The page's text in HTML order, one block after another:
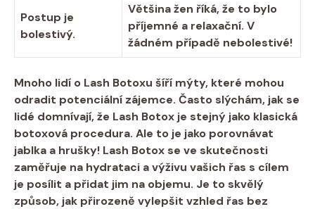
Postup je
bolestivý.
Většina žen říká, že to bylo
příjemné a relaxační. V
žádném případě nebolestivé!
Mnoho lidí o Lash Botoxu šíří mýty, které mohou
odradit potenciální zájemce. Často slýchám, jak se
lidé domnívají, že Lash Botox je stejný jako klasická
botoxová procedura. Ale to je jako porovnávat
jablka a hrušky! Lash Botox se ve skutečnosti
zaměřuje na hydrataci a výživu vašich řas s cílem
je posílit a přidat jim na objemu. Je to skvělý
způsob, jak přirozeně vylepšit vzhled řas bez